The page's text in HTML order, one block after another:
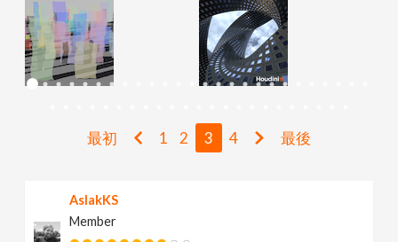
e
N
最初 1 2 3 4 最後
AslakKS
Member